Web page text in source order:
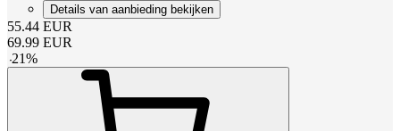
Details van aanbieding bekijken
55.44 EUR
69.99 EUR
-21%